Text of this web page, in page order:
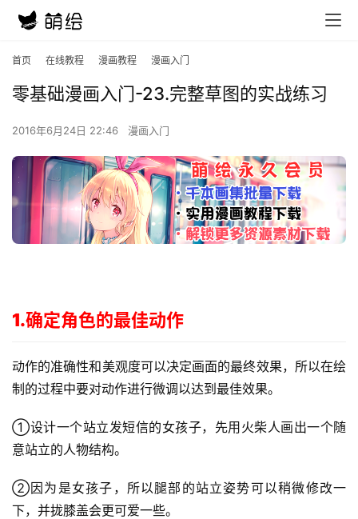
首页 在线教程 漫画教程 漫画入门
零基础漫画入门-23.完整草图的实战练习
2016年6月24日 22:46 漫画入门
1.确定角色的最佳动作
动作的准确性和美观度可以决定画面的最终效果，所以在绘
制的过程中要对动作进行微调以达到最佳效果。
①设计一个站立发短信的女孩子，先用火柴人画出一个随
意站立的人物结构。
②因为是女孩子，所以腿部的站立姿势可以稍微修改一
下，并拢膝盖会更可爱一些。